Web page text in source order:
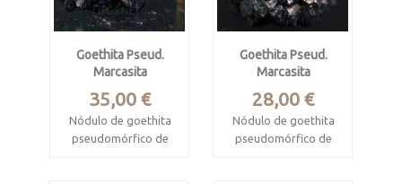
cm
Goethita Pseud.
Marcasita
Precio
35,00 €
Nódulo de goethita
pseudomórfico de
Goethita Pseud.
Marcasita
Precio
28,00 €
Nódulo de goethita
pseudomórfico de